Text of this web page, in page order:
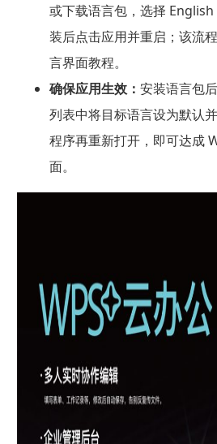
或下载语言包，选择
装后点击应用并重启；该流
言界面教程。
确保应用生效： 安装语言包
列表中将目标语言设为默认
程序再重新打开，即可达成
面。